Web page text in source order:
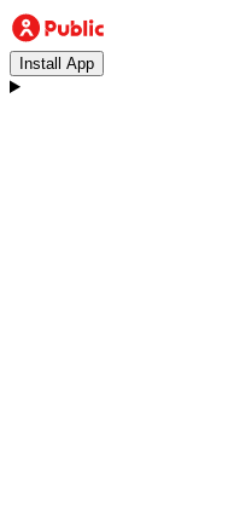
Install App